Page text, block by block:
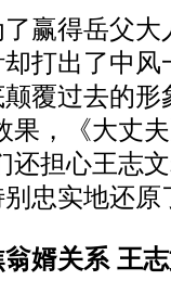
得岳父大
打出了中
覆过去的形
果，《大丈
还担心王志
忠实地还原
婿关系 王